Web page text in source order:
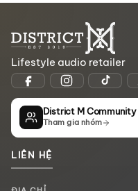
Lifestyle audio retailer
District M Community
Tham gia nhóm
LIÊN HỆ